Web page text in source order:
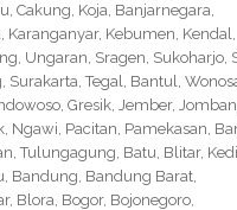
Cakung, Koja, Banjarnegara,
Karanganyar, Kebumen, Kendal,
Ungaran, Sragen, Sukoharjo,
Tegal, Bantul,
Gresik, Jember,
Ngawi, Pacitan, Pamekasan,
Tulungagung, Batu, Blitar,
Bandung, Bandung Barat,
Blora, Bogor, Bojonegoro,